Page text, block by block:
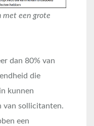
met een grote
dan 80% van
die
kunnen
van sollicitanten.
een